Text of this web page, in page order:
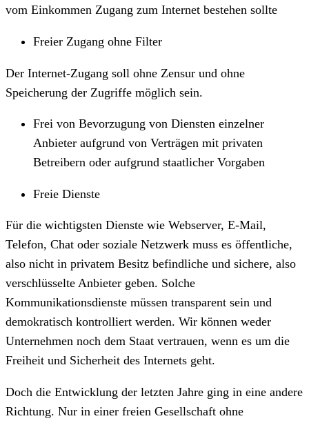
vom Einkommen Zugang zum Internet bestehen sollte
Freier Zugang ohne Filter
Der Internet-Zugang soll ohne Zensur und ohne
Speicherung der Zugriffe möglich sein.
Frei von Bevorzugung von Diensten einzelner
Anbieter aufgrund von Verträgen mit privaten
Betreibern oder aufgrund staatlicher Vorgaben
Freie Dienste
Für die wichtigsten Dienste wie Webserver, E-Mail,
Telefon, Chat oder soziale Netzwerk muss es öffentliche,
also nicht in privatem Besitz befindliche und sichere, also
verschlüsselte Anbieter geben. Solche
Kommunikationsdienste müssen transparent sein und
demokratisch kontrolliert werden. Wir können weder
Unternehmen noch dem Staat vertrauen, wenn es um die
Freiheit und Sicherheit des Internets geht.
Doch die Entwicklung der letzten Jahre ging in eine andere
Richtung. Nur in einer freien Gesellschaft ohne